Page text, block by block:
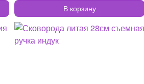
В корзину